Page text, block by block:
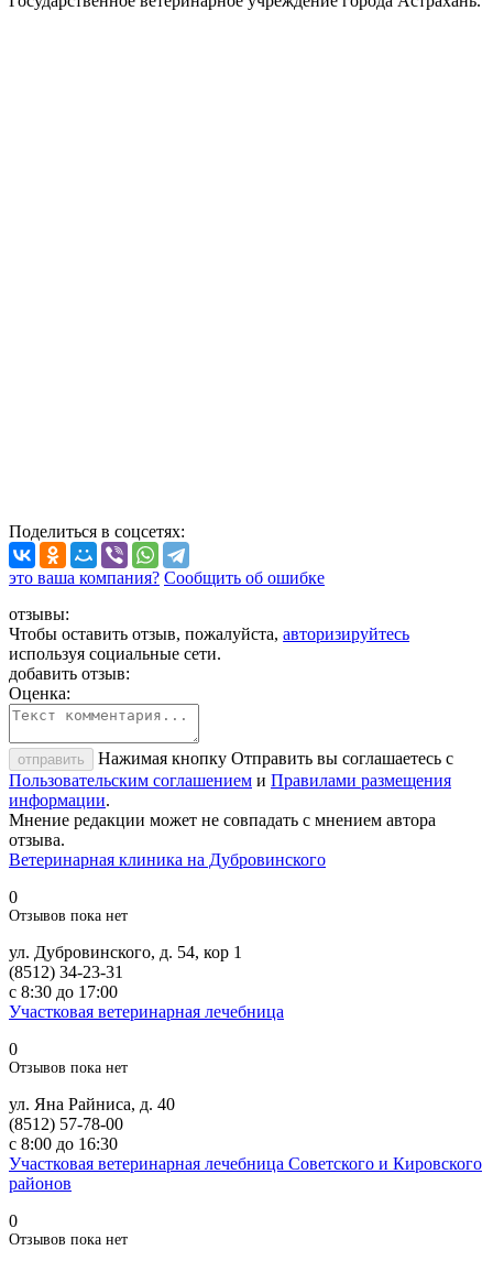
Поделиться в соцсетях:
это ваша компания? Сообщить об ошибке
отзывы:
Чтобы оставить отзыв, пожалуйста, авторизируйтесь
используя социальные сети.
добавить отзыв:
Оценка:
отправить
Нажимая кнопку Отправить вы соглашаетесь с
Пользовательским соглашением и Правилами размещения
информации.
Мнение редакции может не совпадать с мнением автора
отзыва.
Ветеринарная клиника на Дубровинского
0
Отзывов пока нет
ул. Дубровинского, д. 54, кор 1
(8512) 34-23-31
с 8:30 до 17:00
Участковая ветеринарная лечебница
0
Отзывов пока нет
ул. Яна Райниса, д. 40
(8512) 57-78-00
с 8:00 до 16:30
Участковая ветеринарная лечебница Советского и Кировского
районов
0
Отзывов пока нет